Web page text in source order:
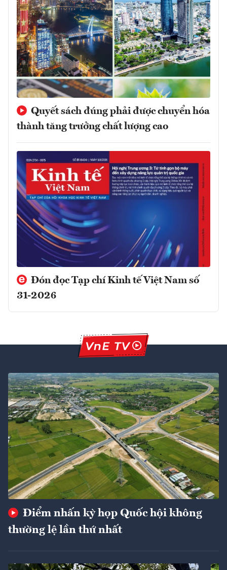
Quyết sách đúng phải được chuyển hóa
thành tăng trưởng chất lượng cao
Đón đọc Tạp chí Kinh tế Việt Nam số
31-2026
Điểm nhấn kỳ họp Quốc hội không
thường lệ lần thứ nhất